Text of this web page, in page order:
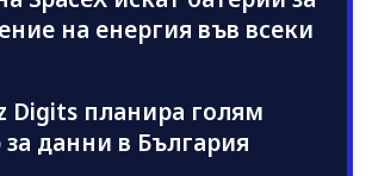
на енергия във всеки
Digits планира голям
данни в България